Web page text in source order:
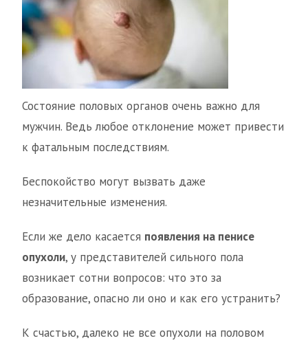
Состояние половых органов очень важно для
мужчин. Ведь любое отклонение может привести
к фатальным последствиям.
Беспокойство могут вызвать даже
незначительные изменения.
Если же дело касается появления на пенисе
опухоли, у представителей сильного пола
возникает сотни вопросов: что это за
образование, опасно ли оно и как его устранить?
К счастью, далеко не все опухоли на половом